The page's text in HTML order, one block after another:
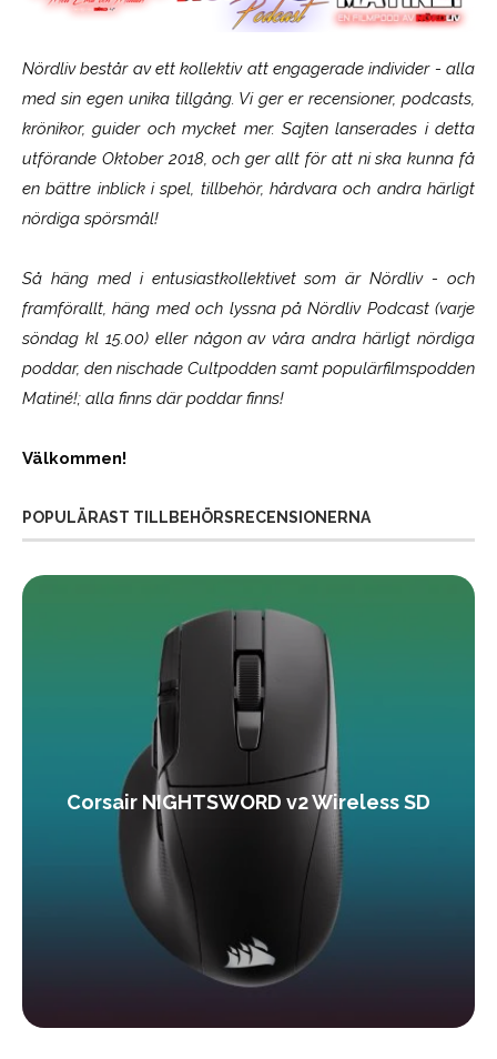
Nördliv består av ett kollektiv att engagerade individer - alla
med sin egen unika tillgång. Vi ger er recensioner, podcasts,
krönikor, guider och mycket mer. Sajten lanserades i detta
utförande Oktober 2018, och ger allt för att ni ska kunna få
en bättre inblick i spel, tillbehör, hårdvara och andra härligt
nördiga spörsmål!
Så häng med i entusiastkollektivet som ärNördliv- och
framförallt, häng med och lyssna på Nördliv Podcast (varje
söndag kl 15.00) eller någon av våra andra härligt nördiga
poddar, den nischade Cultpodden samt populärfilmspodden
Matiné!; alla finns där poddar finns!
Välkommen!
POPULÄRAST TILLBEHÖRSRECENSIONERNA
Corsair NIGHTSWORD v2 Wireless SD